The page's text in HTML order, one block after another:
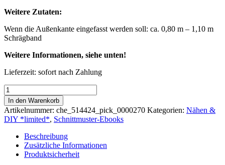
Weitere Zutaten:
Wenn die Außenkante eingefasst werden soll: ca. 0,80 m – 1,10 m
Schrägband
Weitere Informationen, siehe unten!
Lieferzeit: sofort nach Zahlung
Digitales
Schnittmuster
|
Wendejacke
Kinder
Paulinchen
Print
In den Warenkorb
Artikelnummer: che_514424_pick_0000270 Kategorien: Nähen &
DIY *limited*, Schnittmuster-Ebooks
Beschreibung
Zusätzliche Informationen
Produktsicherheit